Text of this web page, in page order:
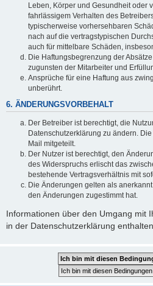
Leben, Körper und Gesundheit oder
fahrlässigem Verhalten des
typischerweise vorhersehbaren
nach auf die vertragstypischen
auch für mittelbare Schäden,
Die Haftungsbegrenzung der
zugunsten der Mitarbeiter und
Ansprüche für eine Haftung aus
unberührt.
6. ÄNDERUNGSVORBEHALT
Der Betreiber ist berechtigt, die
Datenschutzerklärung zu ändern.
Mail mitgeteilt.
Der Nutzer ist berechtigt, den
des Widerspruchs erlischt das
bestehende Vertragsverhältnis mit
Die Änderungen gelten als
den Änderungen zugestimmt hat.
Informationen über den Umgang mit
in der Datenschutzerklärung enthalten.